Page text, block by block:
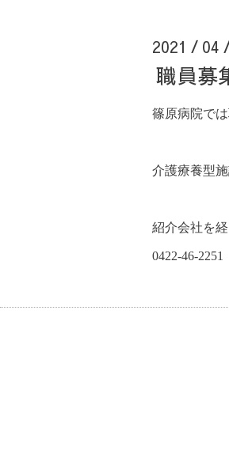
2021 / 04
職員募
篠原病院で
介護療養型
紹介会社を
0422-46-